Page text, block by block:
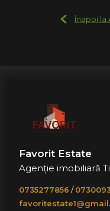
Înapoi la
Favorit Estate
Agenție imobiliară
0735277856 /